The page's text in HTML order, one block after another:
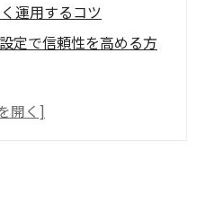
運用するコツ
定で信頼性を高める方
運用とトラブル防止策